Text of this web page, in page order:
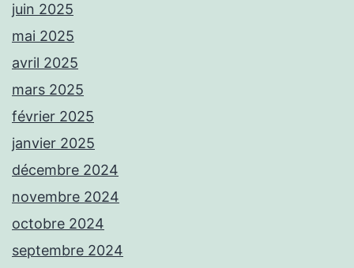
juin 2025
mai 2025
avril 2025
mars 2025
février 2025
janvier 2025
décembre 2024
novembre 2024
octobre 2024
septembre 2024